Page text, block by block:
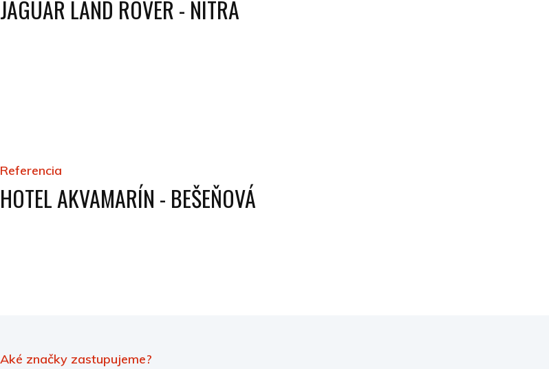
JAGUAR LAND ROVER - NITRA
Referencia
HOTEL AKVAMARÍN - BEŠEŇOVÁ
Aké značky zastupujeme?